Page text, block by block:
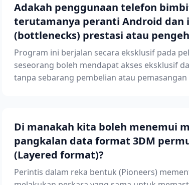
Adakah penggunaan telefon
terutamanya peranti Android dan
(bottlenecks) prestasi atau
Program ini berjalan secara eksklusif pada
seseorang boleh mendapat akses eksklusif
tanpa sebarang pembelian atau
Di manakah kita boleh menemui
pangkalan data format 3DM
(Layered format)?
Perintis dalam reka bentuk (Pioneers)